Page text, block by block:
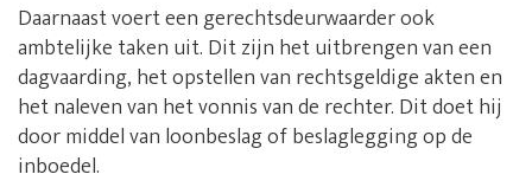
Daarnaast voert een gerechtsdeurwaarder ook
ambtelijke taken uit. Dit zijn het uitbrengen van een
dagvaarding, het opstellen van rechtsgeldige akten en
het naleven van het vonnis van de rechter. Dit doet hij
door middel van loonbeslag of beslaglegging op de
inboedel.